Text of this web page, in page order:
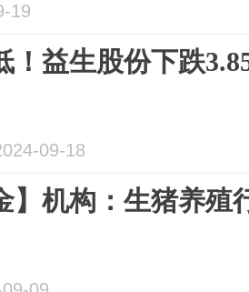
19
！益生股份下跌
09-18
】机构：生猪养